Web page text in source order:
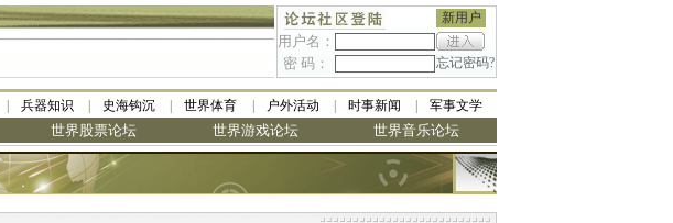
新用户
用户名：
密 码：
忘记密码?
兵器知识 史海钩沉 世界体育 户外活动 时事新闻 军事文学
世界股票论坛 世界游戏论坛 世界音乐论坛